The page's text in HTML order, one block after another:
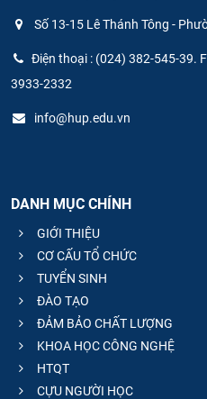
Số 13-15 Lê Thánh Tông -
Điện thoại : (024) 382-545-39.
3933-2332
info@hup.edu.vn
DANH MỤC CHÍNH
GIỚI THIỆU
CƠ CẤU TỔ CHỨC
TUYỂN SINH
ĐÀO TẠO
ĐẢM BẢO CHẤT LƯỢNG
KHOA HỌC CÔNG NGHỆ
HTQT
CỰU NGƯỜI HỌC